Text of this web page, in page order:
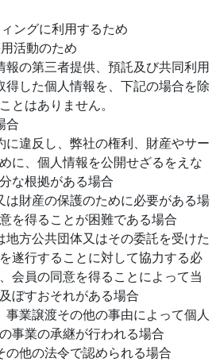
ングに利用するため
活動のため
の第三者提供、預託及び共同利用
した個人情報を、下記の場合を除
とはありません。
合
に違反し、弊社の権利、財産やサー
に、個人情報を公開せざるをえな
な根拠がある場合
は財産の保護のために必要がある場
を得ることが困難である場合
地方公共団体又はその委託を受けた
遂行することに対して協力する必
会員の同意を得ることによって当
ぼすおそれがある場合
事業譲渡その他の事由によって個人
事業の承継が行われる場合
の他の法令で認められる場合